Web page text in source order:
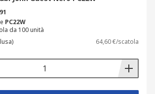
PC22W
da 100 unità
64,60 €/scatola